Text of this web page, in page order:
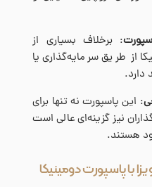
: برخلاف بسیاری از
از طریق سرمایه‌گذاری یا
دارد.
: این پاسپورت نه تنها برای
نیز گزینه‌ای عالی است
هستند.
با پاسپورت دومینیکا